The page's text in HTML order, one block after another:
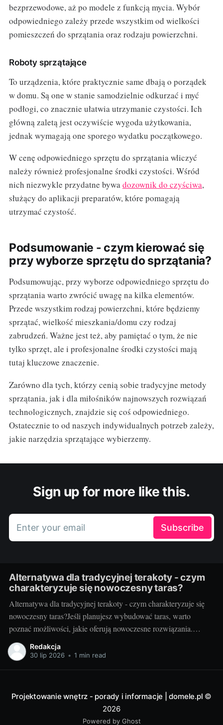
bezprzewodowe, aż po modele z funkcją mycia. Wybór
odpowiedniego zależy przede wszystkim od wielkości
pomieszczeń do sprzątania oraz rodzaju powierzchni.
Roboty sprzątające
To urządzenia, które praktycznie same dbają o porządek
w domu. Są one w stanie samodzielnie odkurzać i myć
podłogi, co znacznie ułatwia utrzymanie czystości. Ich
główną zaletą jest oczywiście wygoda użytkowania,
jednak wymagają one sporego wydatku początkowego.
W cenę odpowiedniego sprzętu do sprzątania wliczyć
należy również profesjonalne środki czystości. Wśród
nich niezwykle przydatne bywadozownik do czyściwa,
służący do aplikacji preparatów, które pomagają
utrzymać czystość.
Podsumowanie - czym kierować się
przy wyborze sprzętu do sprzątania?
Podsumowując, przy wyborze odpowiedniego sprzętu do
sprzątania warto zwrócić uwagę na kilka elementów.
Przede wszystkim rodzaj powierzchni, które będziemy
sprzątać, wielkość mieszkania/domu czy rodzaj
zabrudzeń. Ważne jest też, aby pamiętać o tym, że nie
tylko sprzęt, ale i profesjonalne środki czystości mają
tutaj kluczowe znaczenie.
Zarówno dla tych, którzy cenią sobie tradycyjne metody
sprzątania, jak i dla miłośników najnowszych rozwiązań
technologicznych, znajdzie się coś odpowiedniego.
Ostatecznie to od naszych indywidualnych potrzeb zależy,
jakie narzędzia sprzątające wybierzemy.
Sign up for more like this.
Enter your email Subscribe
Alternatywa dla tradycyjnej terakoty - czym
charakteryzuje się nowoczesny taras?
Alternatywa dla tradycyjnej terakoty - czym charakteryzuje się
nowoczesny taras?Jeśli planujesz wybudować taras, warto
poznać możliwości, jakie oferują nowoczesne rozwiązania.
Można przecież zdecydować się na coś więcej niż tylko
tradycyjną terakotę. Ale jak wygląda nowoczesny taras i dlaczego
Redakcja
30 lip 2026 • 1 min read
Projektowanie wnętrz - porady i informacje | domele.pl ©
2026
Powered by Ghost